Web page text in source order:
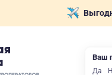
Ваш
Да